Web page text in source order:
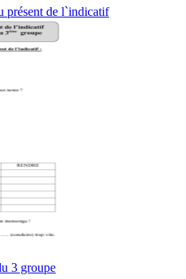
présent de l`indicatif
3 groupe